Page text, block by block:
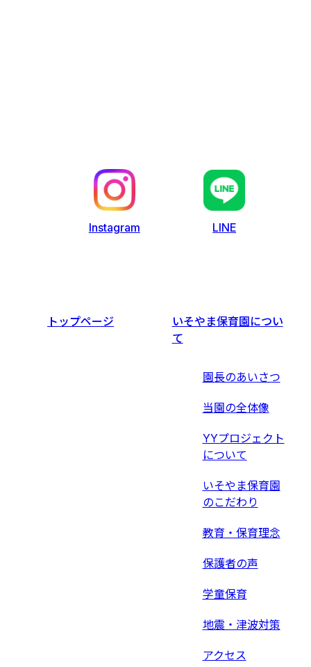
Instagram LINE
トップページ
いそやま保育園につい
て
園長のあいさつ
当園の全体像
YYプロジェクト
について
いそやま保育園
のこだわり
教育・保育理念
保護者の声
学童保育
地震・津波対策
アクセス